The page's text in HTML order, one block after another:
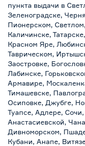
пункта выдачи в
Зеленоградске,
Пионерском,
Каличинске,
Красном Яре,
Таврическом,
Заостровке,
Лабинске,
Армавире,
Тимашевске,
Осиповке, Джубге,
Туапсе, Адлере,
Анастасиевской,
Дивноморском,
Кубани, Анапе,